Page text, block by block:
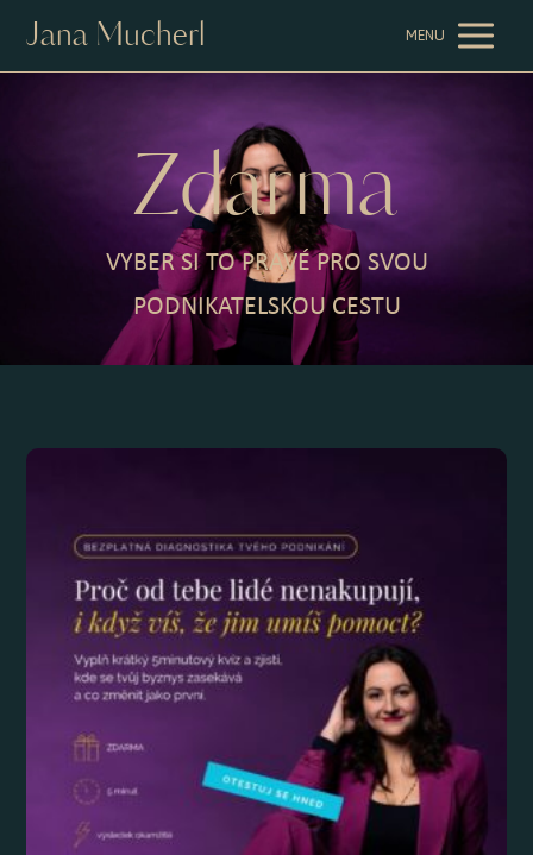
Jana Mucherl MENU
Zdarma
VYBER SI TO PRAVÉ PRO SVOU
PODNIKATELSKOU CESTU